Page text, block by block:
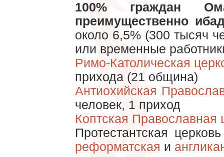
100% граждан
преимущественно
около 6,5% (300 тысяч
или временные
Римо-Католическая
прихода (21 община)
Антиохийская
человек, 1 приход
Коптская Православная
Протестантская
реформатская и